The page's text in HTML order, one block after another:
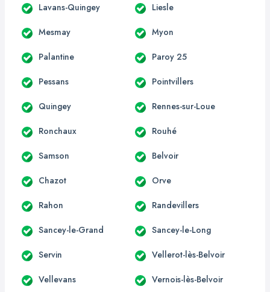
Lavans-Quingey Liesle
Mesmay Myon
Palantine Paroy 25
Pessans Pointvillers
Quingey Rennes-sur-Loue
Ronchaux Rouhé
Samson Belvoir
Chazot Orve
Rahon Randevillers
Sancey-le-Grand Sancey-le-Long
Servin Vellerot-lès-Belvoir
Vellevans Vernois-lès-Belvoir